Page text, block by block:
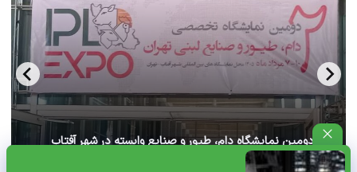
آغاز دومین نمایشگاه دام، طیور و صنایع وابسته در شهر آفتاب
تهران+ ویدئو